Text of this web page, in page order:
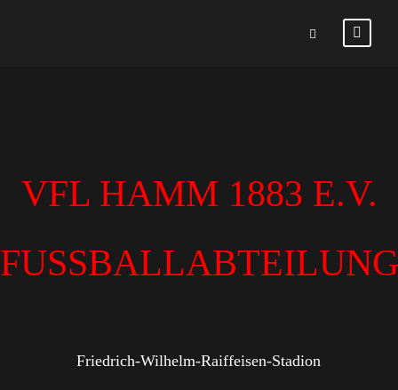
VFL HAMM 1883 E.V.
FUSSBALLABTEILUNG
Friedrich-Wilhelm-Raiffeisen-Stadion